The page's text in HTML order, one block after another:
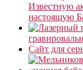
Известную
настоящую
Сайт для